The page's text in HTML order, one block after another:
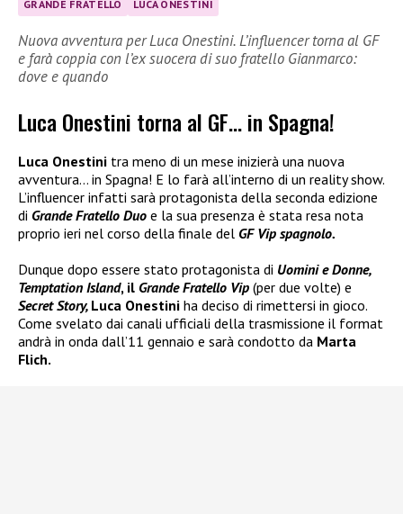
GRANDE FRATELLO LUCA ONESTINI
Nuova avventura per Luca Onestini. L’influencer torna al GF
e farà coppia con l’ex suocera di suo fratello Gianmarco:
dove e quando
Luca Onestini torna al GF… in Spagna!
Luca Onestini tra meno di un mese inizierà una nuova
avventura… in Spagna! E lo farà all’interno di un reality show.
L’influencer infatti sarà protagonista della seconda edizione
di Grande Fratello Duo e la sua presenza è stata resa nota
proprio ieri nel corso della finale del GF Vip spagnolo.
Dunque dopo essere stato protagonista di Uomini e Donne,
Temptation Island, il Grande Fratello Vip (per due volte) e
Secret Story, Luca Onestini ha deciso di rimettersi in gioco.
Come svelato dai canali ufficiali della trasmissione il format
andrà in onda dall’11 gennaio e sarà condotto da Marta
Flich.